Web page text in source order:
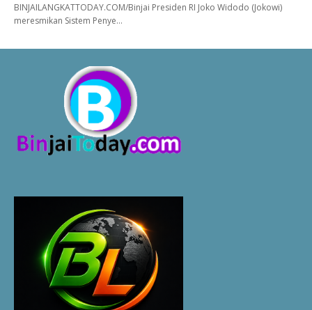
BINJAILANGKATTODAY.COM/Binjai Presiden RI Joko Widodo (Jokowi)
meresmikan Sistem Penye…